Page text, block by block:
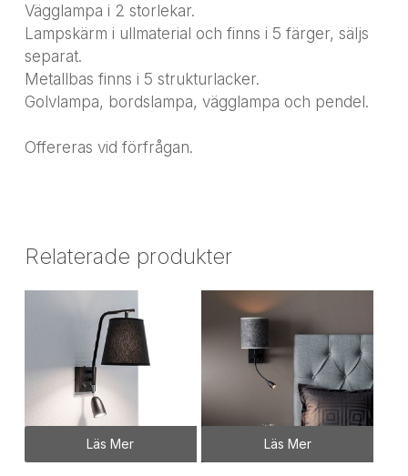
Vägglampa i 2 storlekar.
Lampskärm i ullmaterial och finns i 5 färger, säljs
separat.
Metallbas finns i 5 strukturlacker.
Golvlampa, bordslampa, vägglampa och pendel.
Offereras vid förfrågan.
Relaterade produkter
Läs Mer Läs Mer